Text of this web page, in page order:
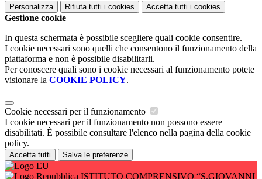
Personalizza Rifiuta tutti i cookies Accetta tutti i cookies
Gestione cookie
In questa schermata è possibile scegliere quali cookie consentire.
I cookie necessari sono quelli che consentono il funzionamento della
piattaforma e non è possibile disabilitarli.
Per conoscere quali sono i cookie necessari al funzionamento potete
visionare la COOKIE POLICY.
Cookie necessari per il funzionamento
I cookie necessari per il funzionamento non possono essere
disabilitati. È possibile consultare l'elenco nella pagina della cookie
policy.
Accetta tutti Salva le preferenze
ISTITUTO COMPRENSIVO “S.GIOVANNI